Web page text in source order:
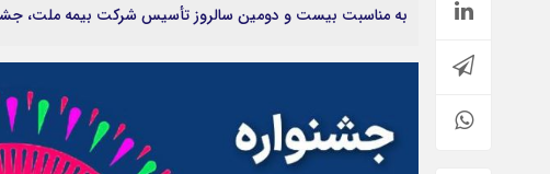
به مناسبت بیست و دومین سالروز تأسیس شرکت بیمه ملت،